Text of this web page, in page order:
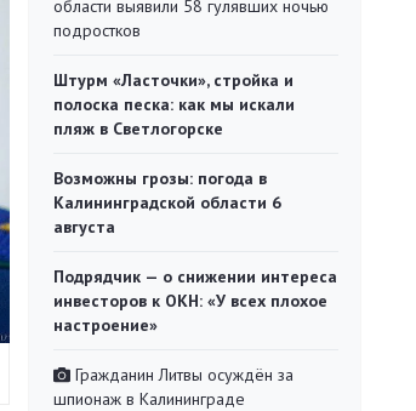
области выявили 58 гулявших ночью
подростков
Штурм «Ласточки», стройка и
полоска песка: как мы искали
пляж в Светлогорске
Возможны грозы: погода в
Калининградской области 6
августа
Подрядчик — о снижении интереса
инвесторов к ОКН: «У всех плохое
настроение»
Гражданин Литвы осуждён за
шпионаж в Калининграде